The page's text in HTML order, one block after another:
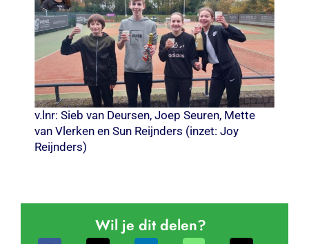
v.lnr: Sieb van Deursen, Joep Seuren, Mette
van Vlerken en Sun Reijnders (inzet: Joy
Reijnders)
Wil je dit delen?